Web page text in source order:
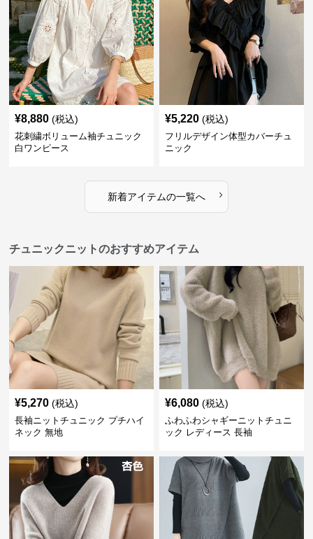
¥8,880 (税込)
花刺繍ボリューム袖チュニック
白ワンピース
¥5,220 (税込)
フリルデザイン体型カバーチュ
ニック
新着アイテムの一覧へ ›
チュニックニットのおすすめアイテム
¥5,270 (税込)
長袖ニットチュニック プチハイ
ネック 無地
¥6,080 (税込)
ふわふわシャギーニットチュニ
ック レディース 長袖